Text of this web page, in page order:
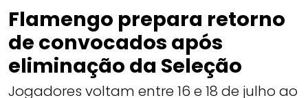
Flamengo prepara retorno
de convocados após
eliminação da Seleção
Jogadores voltam entre 16 e 18 de julho ao